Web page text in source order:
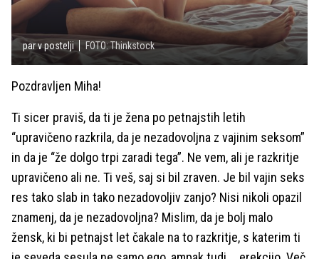
par v postelji FOTO: Thinkstock
Pozdravljen Miha!
Ti sicer praviš, da ti je žena po petnajstih letih
“upravičeno razkrila, da je nezadovoljna z vajinim seksom”
in da je “že dolgo trpi zaradi tega”. Ne vem, ali je razkritje
upravičeno ali ne. Ti veš, saj si bil zraven. Je bil vajin seks
res tako slab in tako nezadovoljiv zanjo? Nisi nikoli opazil
znamenj, da je nezadovoljna? Mislim, da je bolj malo
žensk, ki bi petnajst let čakale na to razkritje, s katerim ti